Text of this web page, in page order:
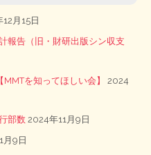
月15日
報告（旧・財研出版シン収支
を知ってほしい会】
2024
部数 2024年11月9日
月9日